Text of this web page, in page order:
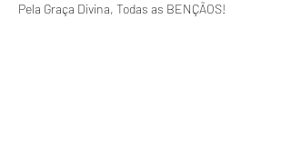
Pela Graça Divina, Todas as BENÇÃOS!